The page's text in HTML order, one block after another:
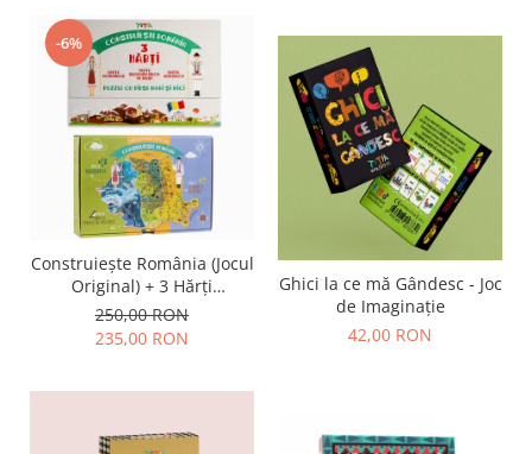
-6%
Construiește România (Jocul
Original) + 3 Hărți
Suplimentare
250,00 RON
235,00 RON
Ghici la ce mă Gândesc - Joc
de Imaginație
42,00 RON